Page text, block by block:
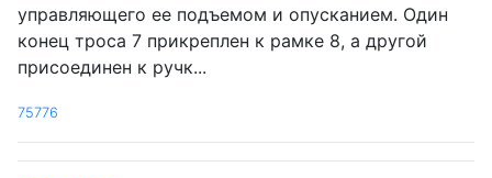
управляющего ее подъемом и опусканием. Один
конец троса 7 прикреплен к рамке 8, а другой
присоединен к ручк...
75776